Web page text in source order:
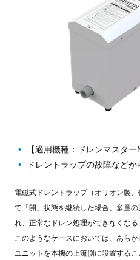
【適用機種：ドレンマスター
ドレントラップの故障など
電磁式ドレントラップ（オリオン製
て「開」状態を継続した場合、多量
れ、正常なドレン処理ができなくなる
このようなケースにおいては、あら
ユニットを本機の上流側に設置する